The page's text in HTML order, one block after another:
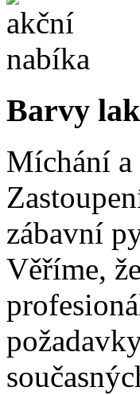
Barvy
Míchání a
zábavní
Věříme,